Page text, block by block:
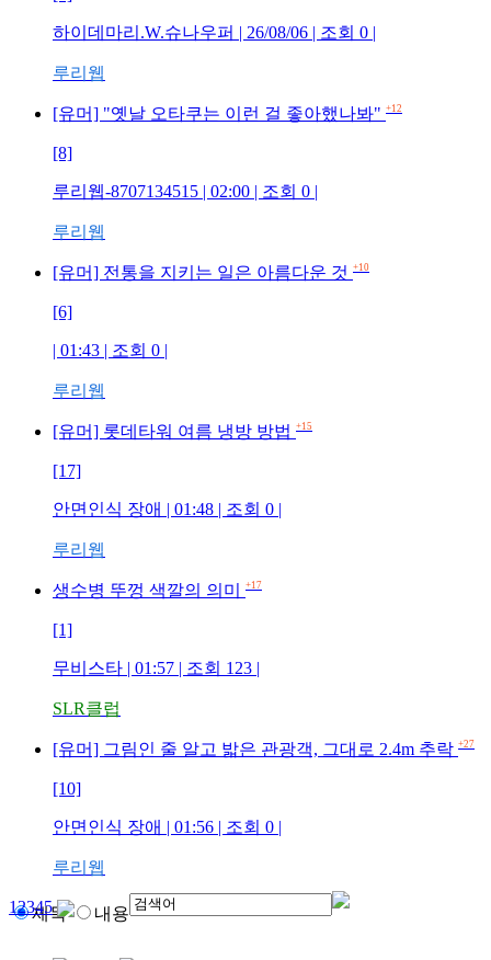
하이데마리.W.슈나우퍼 | 26/08/06 | 조회 0 |
루리웹
[유머] "옛날 오타쿠는 이런 걸 좋아했나봐" +12
[8]
루리웹-8707134515 | 02:00 | 조회 0 |
루리웹
[유머] 전통을 지키는 일은 아름다운 것 +10
[6]
| 01:43 | 조회 0 |
루리웹
[유머] 롯데타워 여름 냉방 방법 +15
[17]
안면인식 장애 | 01:48 | 조회 0 |
루리웹
생수병 뚜껑 색깔의 의미 +17
[1]
무비스타 | 01:57 | 조회 123 |
SLR클럽
[유머] 그림인 줄 알고 밟은 관광객, 그대로 2.4m 추락 +27
[10]
안면인식 장애 | 01:56 | 조회 0 |
루리웹
12345
제목 내용